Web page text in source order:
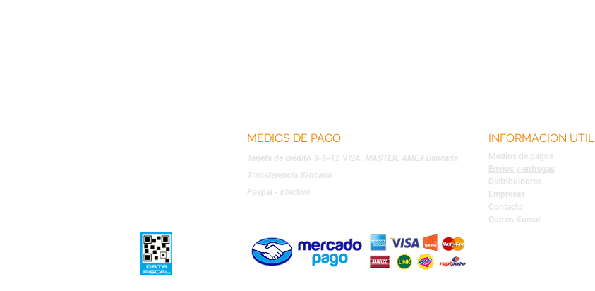
MEDIOS DE PAGO
Tarjeta de crédito 3-6-12 VISA, MASTER, AMEX Bancaria
Transferencia Bancaria
Paypal - Efectivo
INFORMACION UTIL
Medios de pagos
Envios y entregas
Distribuidores
Empresas
Contacto
Que es Kurcat